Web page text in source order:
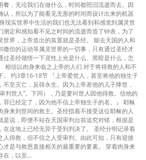
餐，无论我们在做什么，时间都照旧流逝而去。因
认，所以为了能看见无形的时间而设计出来的机器
现实世界中生活的我们也无法看到和感觉到属灵世
测定和感知看不见之时间的流逝而造了钟表，为了
世界，上帝造出的装置就是圣经。 能去天国的人和
撒但的运动等属灵世界的一切事，只有通过圣经才
过圣经领悟一下灵性上光是什么、黑暗是什么，怎
相信以肉身来临之上帝的人们 对于将得救的人和不
。 约3章16-18节 『上帝爱世人，甚至将他的独生子
至灭亡，反得永生。因为上帝差他的儿子降世，
判世人”。下同），乃是要叫世人因他得救。信他的
罪已经定了，因为他不信上帝独生子的名。』 耶稣
身来到世间的救主。圣经指着不接受这位耶稣的人
是说，即便不站在天国审判台前追究对错，根据是
在这地上已经无异于受到判决了。 圣经分明记录着
人得救，但不信之人受审判。由此可知，只有迎接
才是与救恩直接相关的最重要的要素。 穿着肉身来
在，以至...